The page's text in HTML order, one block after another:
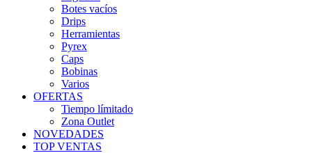
Botes vacíos
Drips
Herramientas
Pyrex
Caps
Bobinas
Varios
OFERTAS
Tiempo límitado
Zona Outlet
NOVEDADES
TOP VENTAS